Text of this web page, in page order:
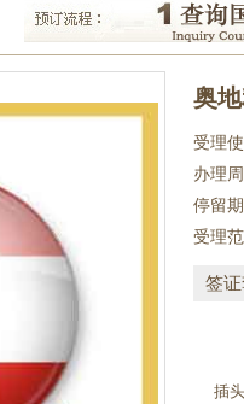
奥
受理
办理
停留
受理
签
插